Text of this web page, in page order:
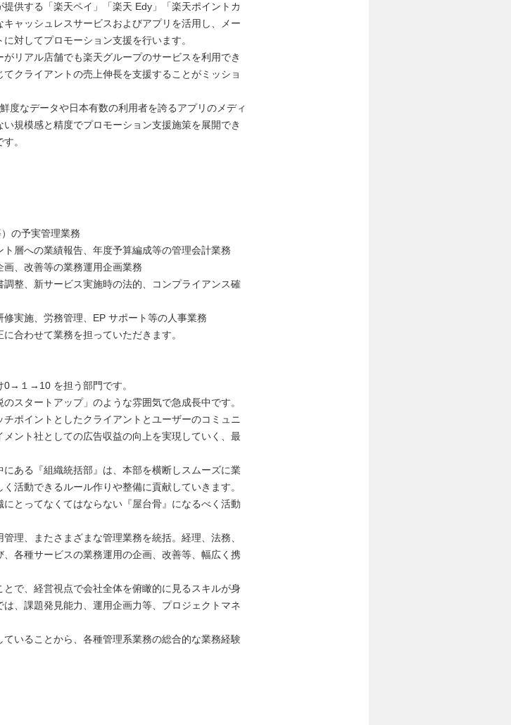
供する「楽天ペイ」「楽天 Edy」「楽天ポイントカ
ャッシュレスサービスおよびアプリを活用し、メー
対してプロモーション支援を行います。
リアル店舗でも楽天グループのサービスを利用でき
クライアントの売上伸長を支援することがミッショ
度なデータや日本有数の利用者を誇るアプリのメディ
規模感と精度でプロモーション支援施策を展開でき
。
の予実管理業務
ト層への業績報告、年度予算編成等の管理会計業務
画、改善等の業務運用企画業務
調整、新サービス実施時の法的、コンプライアンス確
修実施、労務管理、EP サポート等の人事業務
合わせて業務を担っていただきます。
0→１→10 を担う部門です。
スタートアップ」のような雰囲気で急成長中です。
ポイントとしたクライアントとユーザーのコミュニ
ント社としての広告収益の向上を実現していく、最
ある『組織統括部』は、本部を横断しスムーズに業
活動できるルール作りや整備に貢献していきます。
とってなくてはならない『屋台骨』になるべく活動
理、またさまざまな管理業務を統括。経理、法務、
各種サービスの業務運用の企画、改善等、幅広く携
で、経営視点で会社全体を俯瞰的に見るスキルが身
、課題発見能力、運用企画力等、プロジェクトマネ
いることから、各種管理系業務の総合的な業務経験